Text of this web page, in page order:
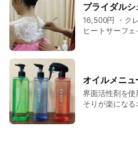
い。
ブライダル
16,500円 ・ク
ヒートサーフ
テ...3,850円
オイルメニュ
界面活性剤を
そりが楽にな